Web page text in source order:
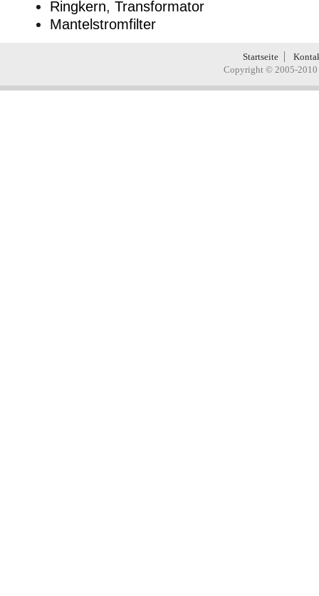
Ringkern, Transformator
Mantelstromfilter
Startseite
Copyright © 2005-2010